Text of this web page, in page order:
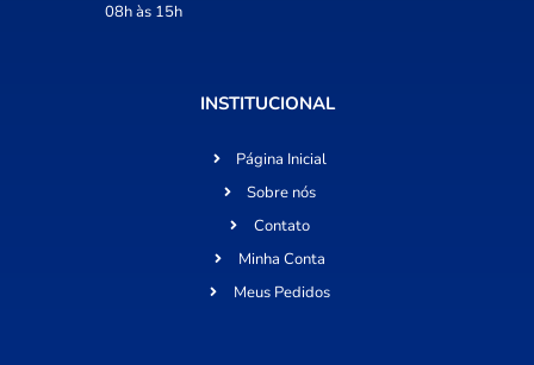
08h às 15h
INSTITUCIONAL
Página Inicial
Sobre nós
Contato
Minha Conta
Meus Pedidos